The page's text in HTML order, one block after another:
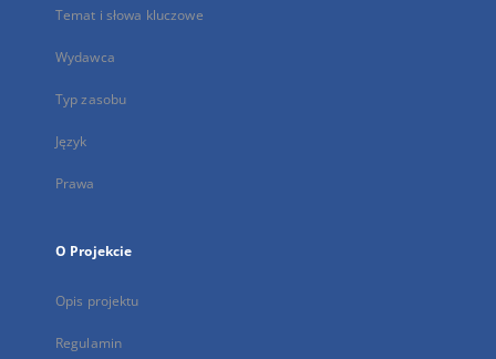
Temat i słowa kluczowe
Wydawca
Typ zasobu
Język
Prawa
O Projekcie
Opis projektu
Regulamin